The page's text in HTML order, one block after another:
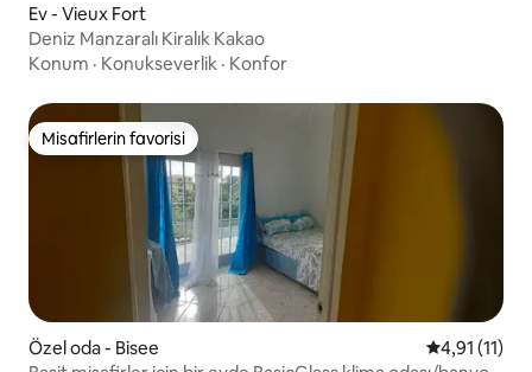
Ev - Vieux Fort
Deniz Manzaralı Kiralık Kakao
Konum · Konukseverlik · Konfor
Misafirlerin favorisi
Misafirlerin favorisi
Özel oda - Bisee 5 üzerinden
4,91 (11)